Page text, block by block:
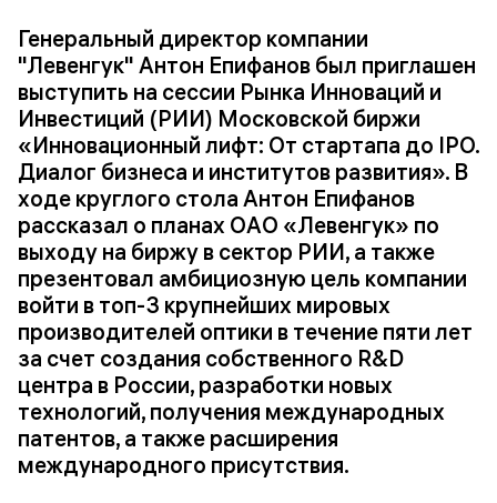
Генеральный директор компании
"Левенгук" Антон Епифанов был приглашен
выступить на сессии Рынка Инноваций и
Инвестиций (РИИ) Московской биржи
«Инновационный лифт: От стартапа до IPO.
Диалог бизнеса и институтов развития». В
ходе круглого стола Антон Епифанов
рассказал о планах ОАО «Левенгук» по
выходу на биржу в сектор РИИ, а также
презентовал амбициозную цель компании
войти в топ-3 крупнейших мировых
производителей оптики в течение пяти лет
за счет создания собственного R&D
центра в России, разработки новых
технологий, получения международных
патентов, а также расширения
международного присутствия.